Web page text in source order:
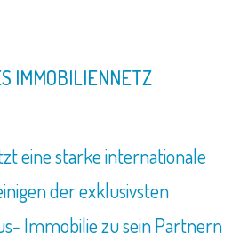
IMMOBILIENNETZ
eine starke internationale
der exklusivsten
Immobilie zu sein Partnern